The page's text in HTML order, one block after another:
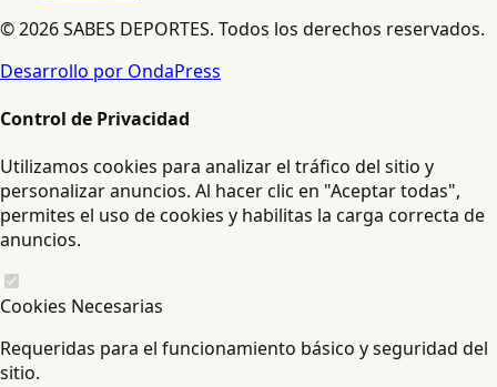
© 2026 SABES DEPORTES. Todos los derechos reservados.
Desarrollo por OndaPress
Control de Privacidad
Utilizamos cookies para analizar el tráfico del sitio y
personalizar anuncios. Al hacer clic en "Aceptar todas",
permites el uso de cookies y habilitas la carga correcta de
anuncios.
Cookies Necesarias
Requeridas para el funcionamiento básico y seguridad del
sitio.